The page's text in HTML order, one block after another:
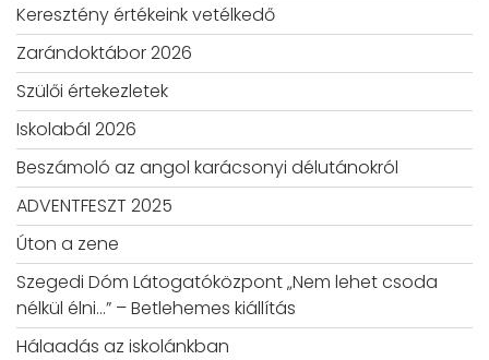
Keresztény értékeink vetélkedő
Zarándoktábor 2026
Szülői értekezletek
Iskolabál 2026
Beszámoló az angol karácsonyi délutánokról
ADVENTFESZT 2025
Úton a zene
Szegedi Dóm Látogatóközpont „Nem lehet csoda
nélkül élni…” – Betlehemes kiállítás
Hálaadás az iskolánkban